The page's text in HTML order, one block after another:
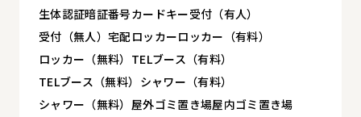
生体認証暗証番号カードキー受付（有人）
受付（無人）宅配ロッカーロッカー（有料）
ロッカー（無料） TELブース（有料）
TELブース（無料） シャワー（有料）
シャワー（無料） 屋外ゴミ置き場屋内ゴミ置き場